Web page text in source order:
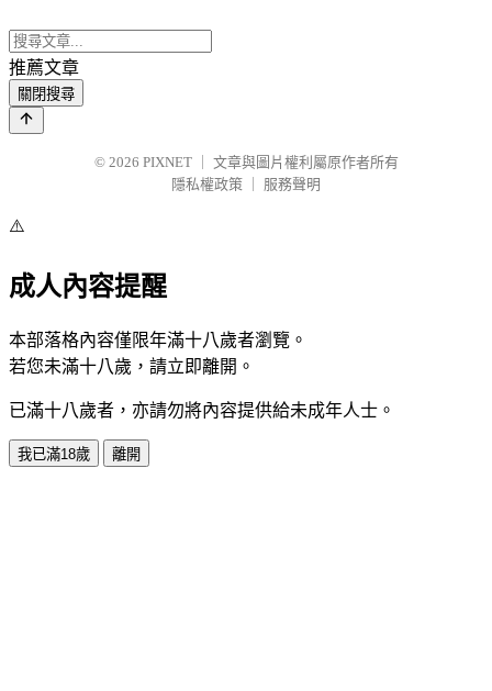
推薦文章
關閉搜尋
© 2026 PIXNET
文章與圖片權利屬原作者所有
隱私權政策
服務聲明
⚠️
成人內容提醒
本部落格內容僅限年滿十八歲者瀏覽。
若您未滿十八歲，請立即離開。
已滿十八歲者，亦請勿將內容提供給未成年人士。
我已滿18歲 離開